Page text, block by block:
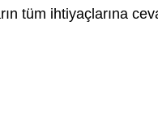
tüm ihtiyaçlarına